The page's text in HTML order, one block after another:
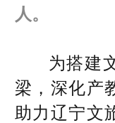
人。
为搭建
梁，深化产
助力辽宁文